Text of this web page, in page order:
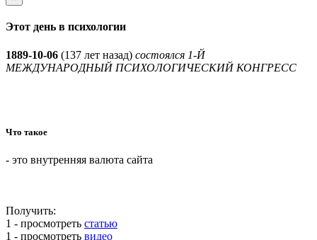
Этот день в психологии
1889-10-06 (137 лет назад) состоялся 1-Й
МЕЖДУНАРОДНЫЙ ПСИХОЛОГИЧЕСКИЙ КОНГРЕСС
Что такое
- это внутренняя валюта сайта
Получить:
1 - просмотреть статью
1 - просмотреть видео